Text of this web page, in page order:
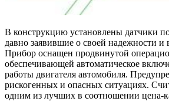
В конструкцию установлены датчики
давно заявившие о своей надежности и
Прибор оснащен продвинутой
обеспечивающей автоматическое
работы двигателя автомобиля.
рискогенных и опасных ситуациях.
одним из лучших в соотношении цена-